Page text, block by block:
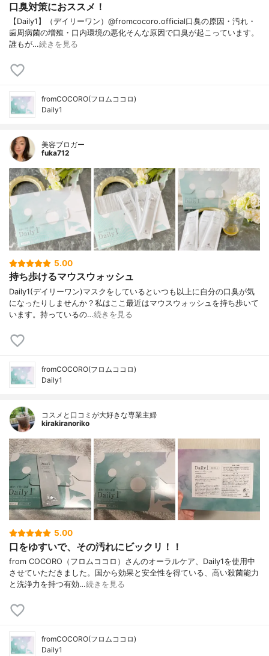
口臭対策におススメ！
【Daily1】（デイリーワン）@fromcocoro.official口臭の原因・汚れ・
歯周病菌の増殖・口内環境の悪化そんな原因で口臭が起こっています。
誰もが…続きを見る
fromCOCORO(フロムココロ)
Daily1
美容ブロガー
fuka712
5.00
持ち歩けるマウスウォッシュ
Daily1(デイリーワン)⁡マスクをしているといつも以上に自分の口臭が気
になったりしませんか？⁡私はここ最近はマウスウォッシュを持ち歩いて
います。持っているの…続きを見る
fromCOCORO(フロムココロ)
Daily1
コスメと口コミが大好きな専業主婦
kirakiranoriko
5.00
口をゆすいで、その汚れにビックリ！！
from COCORO（フロムココロ）さんのオーラルケア、Daily1を使用中
させていただきました。国から効果と安全性を得ている、高い殺菌能力
と洗浄力を持つ有効…続きを見る
fromCOCORO(フロムココロ)
Daily1